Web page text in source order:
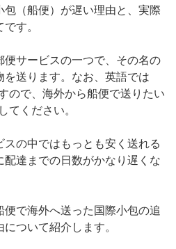
（船便）が遅い理由と、実際
す。
サービスの一つで、その名の
送ります。なお、英語では
ので、海外から船便で送りたい
てください。
スの中ではもっとも安く送れる
達までの日数がかなり遅くな
便で海外へ送った国際小包の追
ついて紹介します。